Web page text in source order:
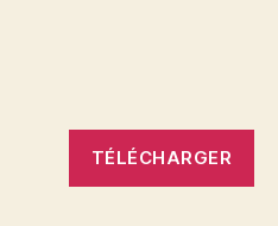
TÉLÉCHARGER